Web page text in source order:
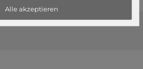
Alle akzeptieren